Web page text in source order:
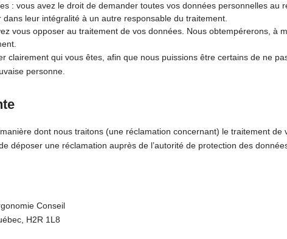
: vous avez le droit de demander toutes vos données personnelles au
leur intégralité à un autre responsable du traitement.
vous opposer au traitement de vos données. Nous obtempérerons, à
clairement qui vous êtes, afin que nous puissions être certains de ne
personne.
dont nous traitons (une réclamation concernant) le traitement de
déposer une réclamation auprès de l’autorité de protection des
Conseil
H2R 1L8